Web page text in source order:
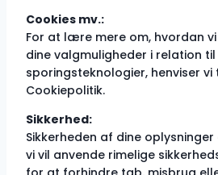
Cookies mv.:
For at lære mere om, hvordan
dine valgmuligheder i relation til
sporingsteknologier, henviser vi
Cookiepolitik.
Sikkerhed:
Sikkerheden af dine
vi vil anvende rimelige